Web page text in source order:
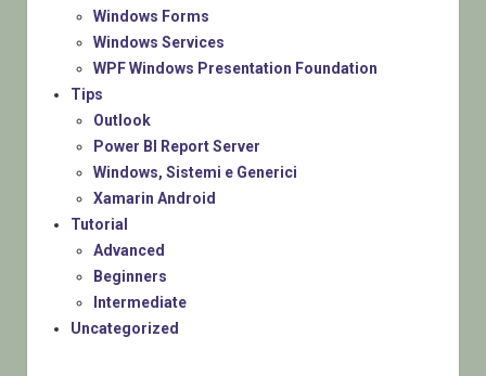
Windows Forms
Windows Services
WPF Windows Presentation Foundation
Tips
Outlook
Power BI Report Server
Windows, Sistemi e Generici
Xamarin Android
Tutorial
Advanced
Beginners
Intermediate
Uncategorized